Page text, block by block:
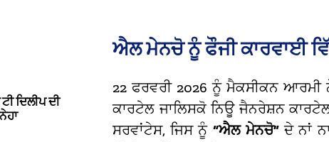
ਦਿਲੀਪ ਦੀ
ਐਲ ਮੇਨਚੋ ਨੂੰ ਫੌਜੀ ਕਾਰਵਾਈ
22 ਫਰਵਰੀ 2026 ਨੂੰ ਮੈਕਸੀਕਨ ਆਰਮੀ
ਕਾਰਟੇਲ ਜਾਲਿਸਕੋ ਨਿਊ ਜੈਨਰੇਸ਼ਨ
ਸਰਵਾਂਟੇਸ, ਜਿਸ ਨੂੰ “ਐਲ ਮੇਨਚੋ”ਦੇ ਨਾਂ